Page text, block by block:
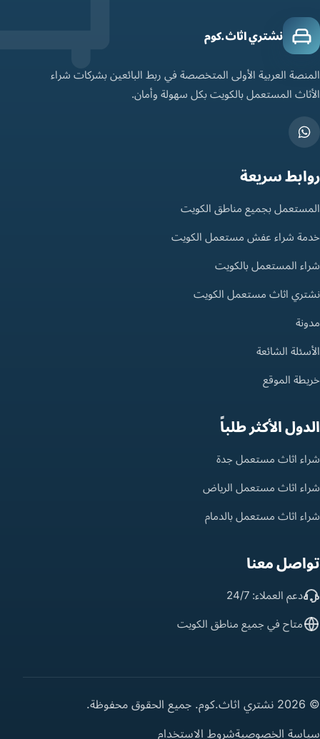
نشتري اثاث.كوم
المنصة العربية الأولى المتخصصة في ربط البائعين بشركات شراء
الأثاث المستعمل بالكويت بكل سهولة وأمان.
روابط سريعة
المستعمل بجميع مناطق الكويت
خدمة شراء عفش مستعمل الكويت
شراء المستعمل بالكويت
نشتري اثاث مستعمل الكويت
مدونة
الأسئلة الشائعة
خريطة الموقع
الدول الأكثر طلباً
شراء اثاث مستعمل جدة
شراء اثاث مستعمل الرياض
شراء اثاث مستعمل بالدمام
تواصل معنا
دعم العملاء: 24/7
متاح في جميع مناطق الكويت
© 2026 نشتري اثاث.كوم. جميع الحقوق محفوظة.
سياسة الخصوصيةشروط الاستخدام